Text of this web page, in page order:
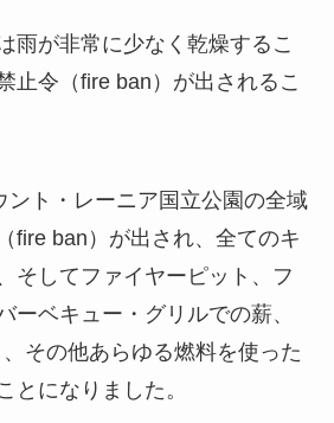
雨が非常に少なく乾燥するこ
止令（fire ban）が出されるこ
ント・レーニア国立公園の全域
fire ban）が出され、全てのキ
そしてファイヤーピット、フ
ーベキュー・グリルでの薪、
その他あらゆる燃料を使った
とになりました。